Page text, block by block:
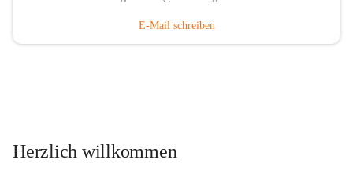
E-Mail schreiben
Herzlich willkommen